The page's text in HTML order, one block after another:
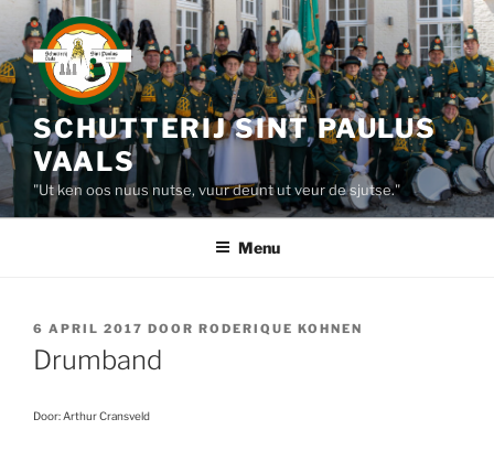
naar
de
inhoud
SCHUTTERIJ SINT PAULUS
VAALS
"Ut ken oos nuus nutse, vuur deunt ut veur de sjutse."
Menu
GEPLAATST
OP
6 APRIL 2017 DOOR RODERIQUE KOHNEN
Drumband
Door: Arthur Cransveld